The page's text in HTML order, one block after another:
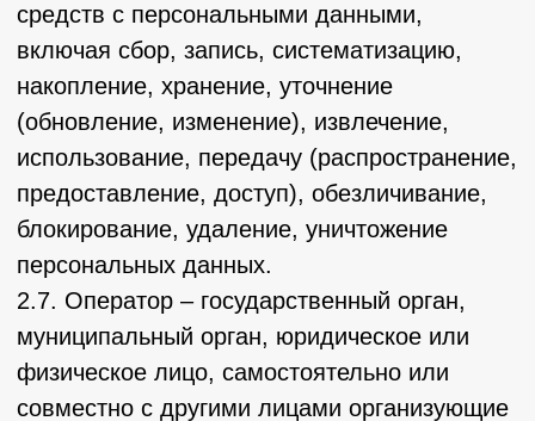
распространения, - персональные данные,
доступ неограниченного круга лиц к которым
предоставлен субъектом персональных
данных путем дачи согласия на обработку
персональных данных, разрешенных
субъектом персональных данных для
предусмотренном Законом о персональных
данных (далее - персональные данные,
разрешенные для распространения).
2.10. Пользователь – любой посетитель веб-
сайта https://kergenez.tilda.ws/.
2.11. Предоставление персональных данных
– действия, направленные на раскрытие
персональных данных определенному лицу
или определенному кругу лиц.